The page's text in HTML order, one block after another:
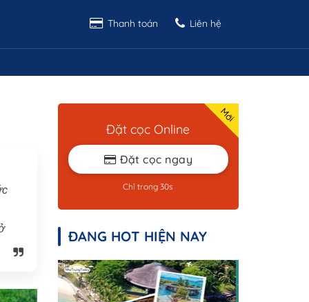
Thanh toán Liên hệ
Đặt cọc Online
Đặt cọc ngay
Chỉ trong 30s
ĐANG HOT HIỆN NAY